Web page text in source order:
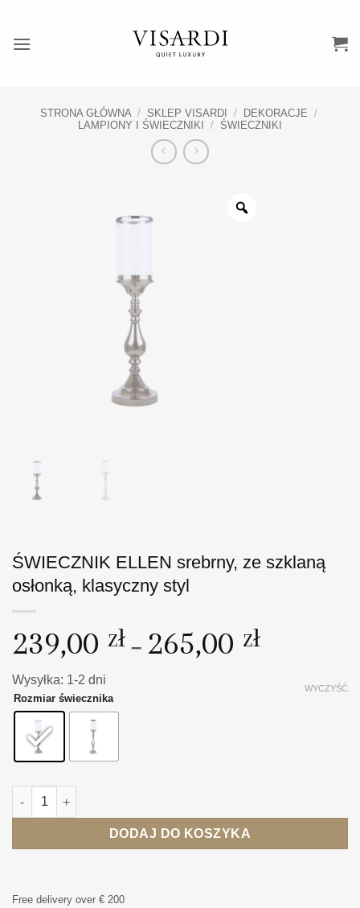
zawartości
STRONA GŁÓWNA / SKLEP VISARDI / DEKORACJE /
LAMPIONY I ŚWIECZNIKI
/ ŚWIECZNIKI
ŚWIECZNIK ELLEN srebrny, ze szklaną
osłonką, klasyczny styl
239,00 zł – 265,00 złZakres
cen:
239,00 zł
Wysyłka: 1-2 dni
Rozmiar świecznika
WYCZYŚĆ
ilość ŚWIECZNIK ELLEN srebrny, ze szklaną osłonką,
DODAJ DO KOSZYKA
Free delivery over € 200